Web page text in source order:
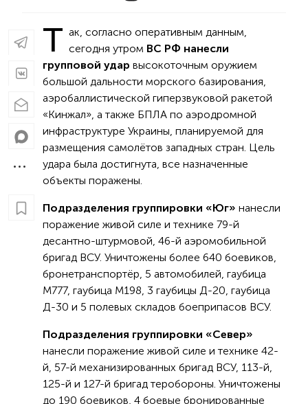
Т ак, согласно оперативным данным,
сегодня утром ВС РФ нанесли
групповой удар высокоточным оружием
большой дальности морского базирования,
аэробаллистической гиперзвуковой ракетой
«Кинжал», а также БПЛА по аэродромной
инфраструктуре Украины, планируемой для
размещения самолётов западных стран. Цель
удара была достигнута, все назначенные
объекты поражены.
Подразделения группировки «Юг» нанесли
поражение живой силе и технике 79-й
десантно-штурмовой, 46-й аэромобильной
бригад ВСУ. Уничтожены более 640 боевиков,
бронетранспортёр, 5 автомобилей, гаубица
М777, гаубица М198, 3 гаубицы Д-20, гаубица
Д-30 и 5 полевых складов боеприпасов ВСУ.
Подразделения группировки «Север»
нанесли поражение живой силе и технике 42-
й, 57-й механизированных бригад ВСУ, 113-й,
125-й и 127-й бригад теробороны. Уничтожены
до 190 боевиков, 4 боевые бронированные